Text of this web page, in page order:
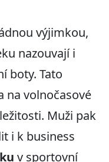
výjimkou,
nazouvají i
boty. Tato
na volnočasové
Muži pak
i k business
v sportovní